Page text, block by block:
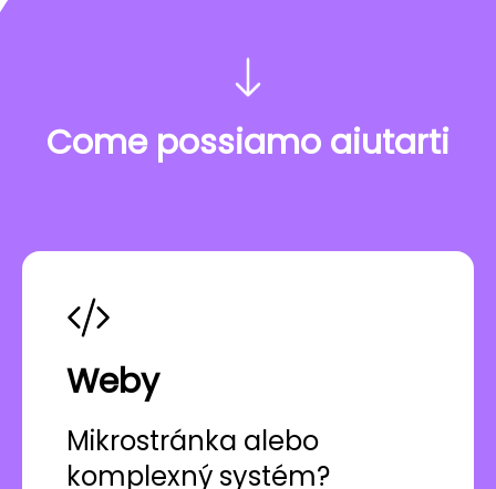
Come possiamo aiutarti
Weby
Mikrostránka alebo
komplexný systém?